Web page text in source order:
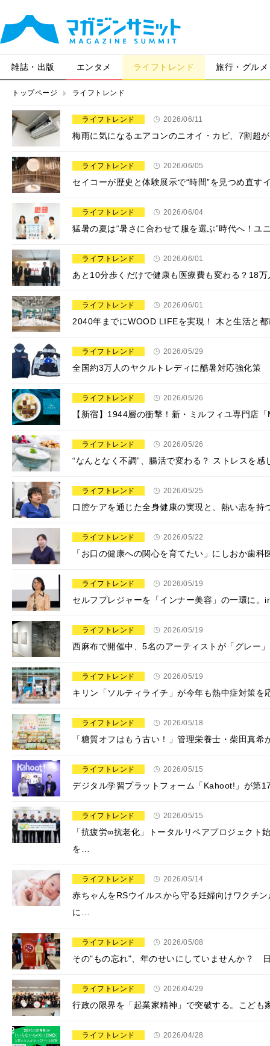
雑誌・出版 エンタメ ライフトレンド 旅行・グルメ
トップページ ライフトレンド
ライフトレンド 2026/06/11
梅雨に気になるエアコンのニオイ・カビ、7割超
ライフトレンド 2026/06/05
セイコーが歴史と体験展示で“時間”を見つめ直
ライフトレンド 2026/06/04
猛暑の夏は“暑さに合わせて服を選ぶ”時代へ！
ライフトレンド 2026/06/01
あと10分歩くだけで健康も医療費も変わる？18
ライフトレンド 2026/06/01
2040年までにWOOD LIFEを実現！ 木と生活と
ライフトレンド 2026/05/29
全国約3万人のヤクルトレディに酷暑対応強化
ライフトレンド 2026/05/26
【新宿】1944層の衝撃！新・ミルフィユ専門店
ライフトレンド 2026/05/26
“なんとなく不調”、腸活で変わる？ ストレスを
ライフトレンド 2026/05/25
口腔ケアを通じた全身健康の実現と、熱い志を持
ライフトレンド 2026/05/22
「お口の健康への関心を育てたい」にしおか歯
ライフトレンド 2026/05/19
セルフプレジャーを「インナー美容」の一環に
ライフトレンド 2026/05/19
西麻布で開催中、5名のアーティストが「グレー
ライフトレンド 2026/05/19
キリン「ソルティライチ」が今年も熱中症対策
ライフトレンド 2026/05/18
「糖質オフはもう古い！」管理栄養士・柴田真
ライフトレンド 2026/05/15
デジタル学習プラットフォーム「Kahoot!」が第
ライフトレンド 2026/05/15
「抗疲労∞抗老化」トータルリペアプロジェクト
を…
ライフトレンド 2026/05/14
赤ちゃんをRSウイルスから守る妊婦向けワクチ
に…
ライフトレンド 2026/05/08
その"もの忘れ"、年のせいにしていませんか？
ライフトレンド 2026/04/29
行政の限界を「起業家精神」で突破する。こど
ライフトレンド 2026/04/28